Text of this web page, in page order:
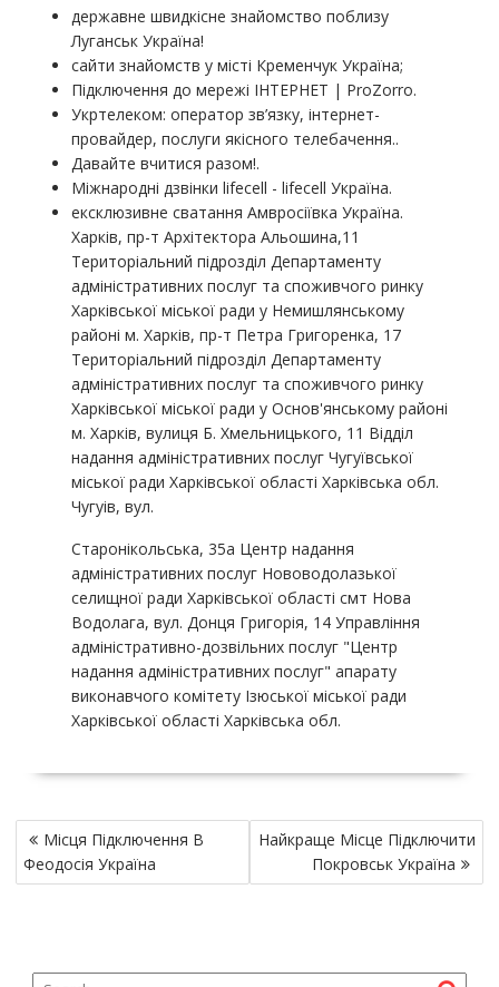
державне швидкісне знайомство поблизу
Луганськ Україна!
сайти знайомств у місті Кременчук Україна;
Підключення до мережі ІНТЕРНЕТ | ProZorro.
Укртелеком: оператор зв’язку, інтернет-
провайдер, послуги якісного телебачення..
Давайте вчитися разом!.
Міжнародні дзвінки lifecell - lifecell Україна.
ексклюзивне сватання Амвросіївка Україна.
Харків, пр-т Архітектора Альошина,11
Територіальний підрозділ Департаменту
адміністративних послуг та споживчого ринку
Харківської міської ради у Немишлянському
районі м. Харків, пр-т Петра Григоренка, 17
Територіальний підрозділ Департаменту
адміністративних послуг та споживчого ринку
Харківської міської ради у Основ'янському районі
м. Харків, вулиця Б. Хмельницького, 11 Відділ
надання адміністративних послуг Чугуївської
міської ради Харківської області Харківська обл.
Чугуів, вул.
Старонікольська, 35а Центр надання
адміністративних послуг Нововодолазької
селищної ради Харківської області смт Нова
Водолага, вул. Донця Григорія, 14 Управління
адміністративно-дозвільних послуг "Центр
надання адміністративних послуг" апарату
виконавчого комітету Ізюської міської ради
Харківської області Харківська обл.
P
o
s
Місця Підключення В
Феодосія Україна
Найкраще Місце Підключити
Покровськ Україна